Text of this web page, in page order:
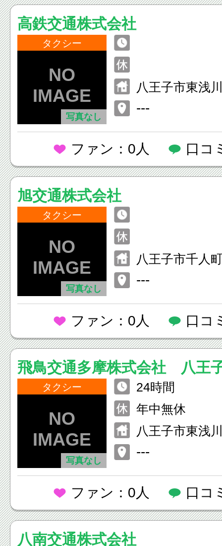
高鉄交通株式会社
タクシー
写真なし
八王子市東浅
---
ファン：0人 口コ
旭交通株式会社
タクシー
写真なし
八王子市千人
---
ファン：0人 口コ
飛鳥交通多摩株式会社 八王
タクシー
写真なし
24時間
年中無休
八王子市東浅
---
ファン：0人 口コ
八南交通株式会社